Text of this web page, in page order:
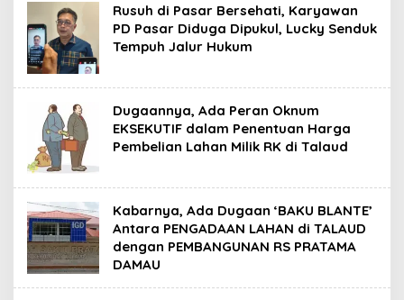
Rusuh di Pasar Bersehati, Karyawan
PD Pasar Diduga Dipukul, Lucky Senduk
Tempuh Jalur Hukum
Dugaannya, Ada Peran Oknum
EKSEKUTIF dalam Penentuan Harga
Pembelian Lahan Milik RK di Talaud
Kabarnya, Ada Dugaan ‘BAKU BLANTE’
Antara PENGADAAN LAHAN di TALAUD
dengan PEMBANGUNAN RS PRATAMA
DAMAU